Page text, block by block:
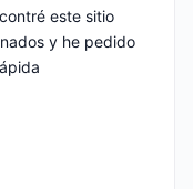
este sitio
y he pedido